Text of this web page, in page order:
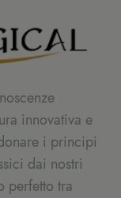
innovativa e
i principi
dai nostri
perfetto tra